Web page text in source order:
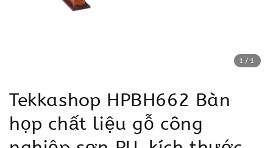
1 /1
Tekkashop HPBH662 Bàn
họp chất liệu gỗ công